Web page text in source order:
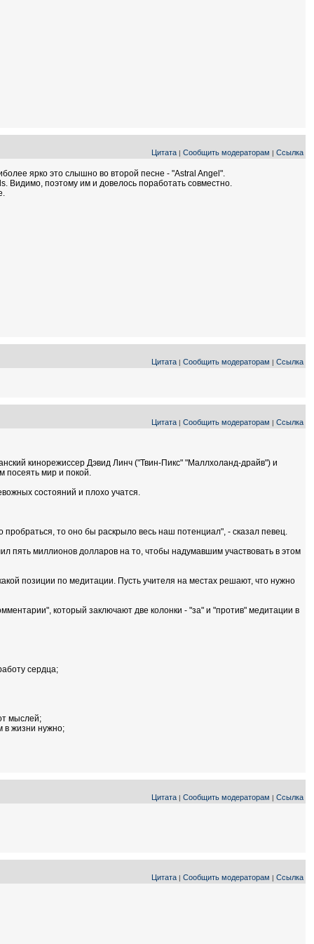
Цитата | Сообщить модераторам | Ссылка
ярко это слышно во второй песне - "Astral Angel".
Видимо, поэтому им и довелось поработать совместно.
Цитата | Сообщить модераторам | Ссылка
Цитата | Сообщить модераторам | Ссылка
кинорежиссер Дэвид Линч ("Твин-Пикс" "Маллхоланд-драйв") и
посеять мир и покой.
состояний и плохо учатся.
то оно бы раскрыло весь наш потенциал", - сказал певец.
пять миллионов долларов на то, чтобы надумавшим участвовать в этом
позиции по медитации. Пусть учителя на местах решают, что нужно
который заключают две колонки - "за" и "против" медитации в
сердца;
мыслей;
в жизни нужно;
Цитата | Сообщить модераторам | Ссылка
Цитата | Сообщить модераторам | Ссылка